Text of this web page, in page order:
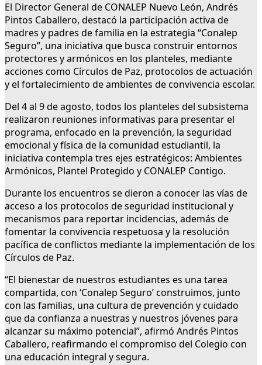
El Director General de CONALEP Nuevo León, Andrés
Pintos Caballero, destacó la participación activa de
madres y padres de familia en la estrategia “Conalep
Seguro”, una iniciativa que busca construir entornos
protectores y armónicos en los planteles, mediante
acciones como Círculos de Paz, protocolos de actuación
y el fortalecimiento de ambientes de convivencia escolar.
Del 4 al 9 de agosto, todos los planteles del subsistema
realizaron reuniones informativas para presentar el
programa, enfocado en la prevención, la seguridad
emocional y física de la comunidad estudiantil, la
iniciativa contempla tres ejes estratégicos: Ambientes
Armónicos, Plantel Protegido y CONALEP Contigo.
Durante los encuentros se dieron a conocer las vías de
acceso a los protocolos de seguridad institucional y
mecanismos para reportar incidencias, además de
fomentar la convivencia respetuosa y la resolución
pacífica de conflictos mediante la implementación de los
Círculos de Paz.
“El bienestar de nuestros estudiantes es una tarea
compartida, con ‘Conalep Seguro’ construimos, junto
con las familias, una cultura de prevención y cuidado
que da confianza a nuestras y nuestros jóvenes para
alcanzar su máximo potencial”, afirmó Andrés Pintos
Caballero, reafirmando el compromiso del Colegio con
una educación integral y segura.